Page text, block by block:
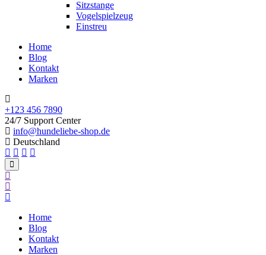
Sitzstange
Vogelspielzeug
Einstreu
Home
Blog
Kontakt
Marken
+123 456 7890
24/7 Support Center
info@hundeliebe-shop.de
Deutschland
Home
Blog
Kontakt
Marken